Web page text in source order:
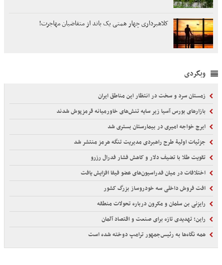
کلاهبرداری چهار همتی یک باند از متقاضیان مهاجرت!
وبگردی
زمستان سرد و سخت در انتظار این مناطق ایران
بازارهای بورس آسیا زیر سایه تنش‌های خاورمیانه قرمزپوش شدند
ایرج خواجه امیری در بیمارستان بستری شد
جزئیات اولیۀ طرح راهبردی مدیریت تنگه هرمز منتشر شد
تقویت طلا با تضیف دلار و کاهش فشار فدرال رزرو
اختلافات در میان فدراسیون‌های عضو فیفا افزایش یافت
افت فروش داخلی سه خودروساز بزرگ کشور
رایزنی بن سلمان و مکرون درباره تحولات منطقه
راین؛ تهدیدی تازه برای صنعت و اقتصاد آلمان
همه نگاه‌ها به رئیس‌جمهور ترامپ دوخته شده است